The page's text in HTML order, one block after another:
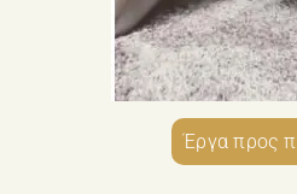
Έργα προς